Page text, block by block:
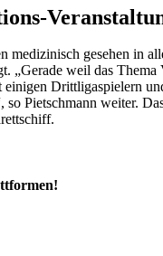
medizinisch gesehen in
weil das
Drittligaspielern
Pietschmann weiter.